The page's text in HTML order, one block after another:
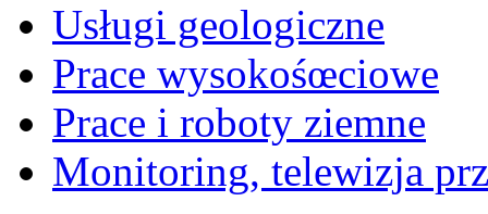
Usługi geologiczne
Prace wysokośœciowe
Prace i roboty ziemne
Monitoring, telewizja